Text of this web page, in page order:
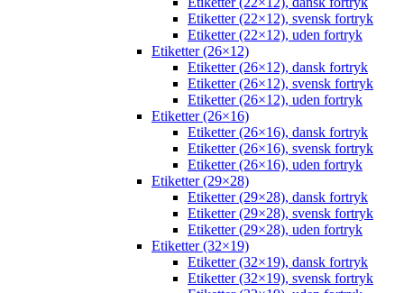
Etiketter (22×12), svensk fortryk
Etiketter (22×12), uden fortryk
Etiketter (26×12)
Etiketter (26×12), dansk fortryk
Etiketter (26×12), svensk fortryk
Etiketter (26×12), uden fortryk
Etiketter (26×16)
Etiketter (26×16), dansk fortryk
Etiketter (26×16), svensk fortryk
Etiketter (26×16), uden fortryk
Etiketter (29×28)
Etiketter (29×28), dansk fortryk
Etiketter (29×28), svensk fortryk
Etiketter (29×28), uden fortryk
Etiketter (32×19)
Etiketter (32×19), dansk fortryk
Etiketter (32×19), svensk fortryk